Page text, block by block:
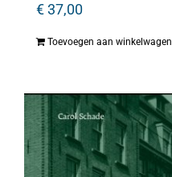
€37,00
Toevoegen aan winkelwagen